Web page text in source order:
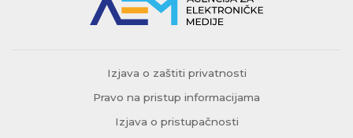
Izjava o zaštiti privatnosti
Pravo na pristup informacijama
Izjava o pristupačnosti